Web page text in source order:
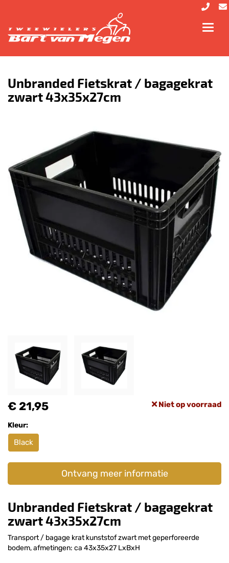
Unbranded Fietskrat / bagagekrat
zwart 43x35x27cm
€ 21,95 Niet op voorraad
Kleur:
Black
Ontvang meer informatie
Unbranded Fietskrat / bagagekrat
zwart 43x35x27cm
Transport / bagage krat kunststof zwart met geperforeerde
bodem, afmetingen: ca 43x35x27 LxBxH